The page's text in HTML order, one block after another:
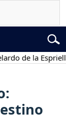
de la Espriella